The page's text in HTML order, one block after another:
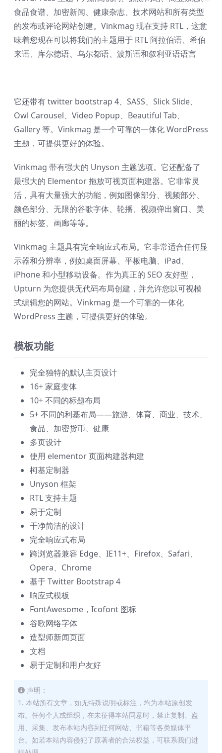
❅
❅
❅
食品食谱、加密新闻、健康杂志、技术网站和所有类型
的发布或评论网站创建。Vinkmag 现在支持 RTL，这意
味着您现在可以将我们的主题用于 RTL 阿拉伯语、希伯
来语、库尔德语、乌尔都语、波斯语和叙利亚语语言
它还带有 twitter bootstrap 4、SASS、Slick Slide、
Owl Carousel、Video Popup、Beautiful Tab、
Gallery 等。Vinkmag 是一个可靠的一体化 WordPress
主题，可提供更好的体验。
Vinkmag 带有强大的 Unyson 主题选项。它还配备了
最强大的 Elementor 拖放可视页面构建器。它非常灵
活，具有大量强大的功能，例如图像部分、视频部分、
颜色部分、无限的谷歌字体、轮播、视频弹出窗口、美
丽的标签、画廊等等。
Vinkmag 主题具有完全响应式布局。它非常适合任何显
示器和分辨率，例如桌面屏幕、平板电脑、iPad、
iPhone 和小型移动设备。作为真正的 SEO 友好型，
Upturn 为您提供无代码布局创建，并允许您以可视模
式编辑您的网站。Vinkmag 是一个可靠的一体化
WordPress 主题，可提供更好的体验。
模板功能
完全独特的默认主页设计
16+ 家庭变体
10+ 不同的标题布局
5+ 不同的利基布局——旅游、体育、商业、技术、
食品、加密货币、健康
多页设计
使用 elementor 页面构建器构建
柯基定制器
Unyson 框架
RTL 支持主题
易于定制
干净简洁的设计
完全响应式布局
跨浏览器兼容 Edge、IE11+、Firefox、Safari、
Opera、Chrome
基于 Twitter Bootstrap 4
响应式模板
FontAwesome，Icofont 图标
谷歌网络字体
造型师新闻页面
文档
易于定制和用户友好
声明：
1. 本站所有文章，如无特殊说明或标注，均为本站原创发
布。任何个人或组织，在未征得本站同意时，禁止复制、盗
用、采集、发布本站内容到任何网站、书籍等各类媒体平
台。如若本站内容侵犯了原著者的合法权益，可联系我们进